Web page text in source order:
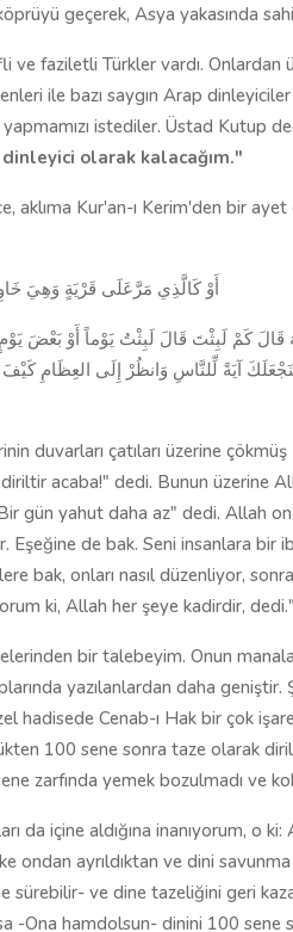
geçerek, Asya yakasında
ve faziletli Türkler vardı.
ile bazı saygın Arap
istediler. Üstad Kutup
olarak kalacağım."
aklıma Kur'an-ı Kerim'den bir
قَالَ كَمْ لَبِثْتَ قَالَ لَبِثْتُ يَوْماً أَوْ بَعْضَ
آيَةً لِّلنَّاسِ وَانظُرْ إِلَى العِظَامِ
duvarları çatıları üzerine
acaba!" dedi. Bunun üzerine
gün yahut daha az" dedi. Allah
Eşeğine de bak. Seni insanlara bir
bak, onları nasıl düzenliyor,
ki, Allah her şeye kadirdir,
bir talebeyim. Onun
yazılanlardan daha
hadisede Cenab-ı Hak bir çok
100 sene sonra taze olarak
zarfında yemek bozulmadı ve
da içine aldığına inanıyorum, o
ondan ayrıldıktan ve dini
ve dine tazeliğini geri
-Ona hamdolsun- dinini 100 sene